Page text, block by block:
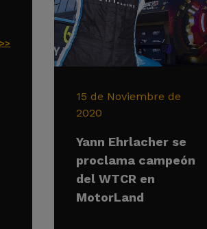
15 de Noviembre de
2020
Yann Ehrlacher se
proclama campeón
del WTCR en
MotorLand